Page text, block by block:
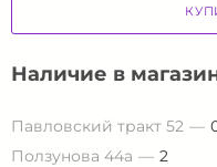
Наличие в
Павловский тракт 52
Ползунова 44а
2